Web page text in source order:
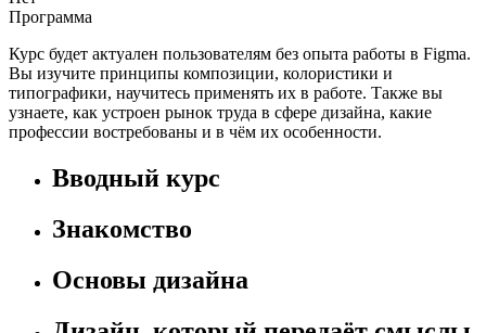
Программа
Курс будет актуален пользователям без опыта работы в Figma.
Вы изучите принципы композиции, колористики и
типографики, научитесь применять их в работе. Также вы
узнаете, как устроен рынок труда в сфере дизайна, какие
профессии востребованы и в чём их особенности.
Вводный курс
Знакомство
Основы дизайна